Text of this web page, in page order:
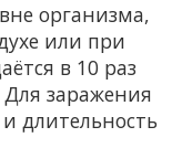
организма,
или при
в 10 раз
заражения
длительность